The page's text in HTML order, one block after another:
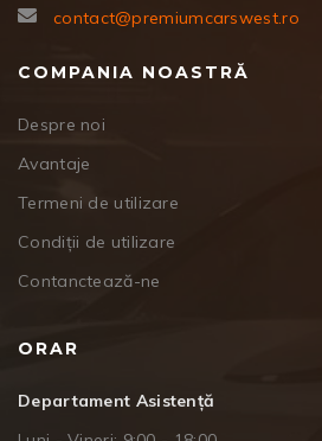
contact@premiumcarswest.ro
COMPANIA NOASTRĂ
Despre noi
Avantaje
Termeni de utilizare
Condiții de utilizare
Contanctează-ne
ORAR
Departament Asistență